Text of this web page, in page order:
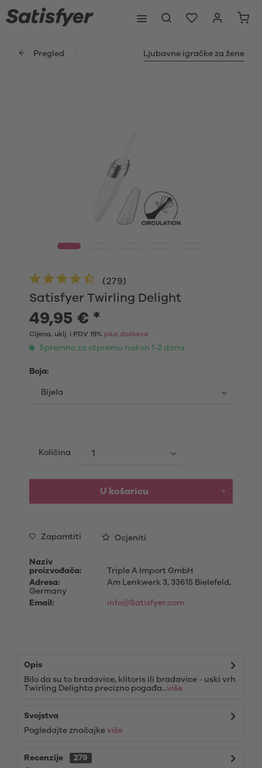
Pregled Ljubavne igračke za žene
Satisfyer Twirling Delight
(279)
49,95 € *
Cijena, uklj. i PDV 19% plus dostava
Spremno za otpremu nakon 1-2 dana
Boja:
Količina
U košaricu
Zapamtiti Ocjeniti
Naziv
proizvođača:
Triple A Import GmbH
Adresa:
Am Lenkwerk 3, 33615 Bielefeld,
Germany
Email:
info@Satisfyer.com
Opis
Bilo da su to bradavice, klitoris ili bradavice - uski vrh
Twirling Delighta precizno pogađa...više
Svojstva
Pogledajte značajke više
Recenzije
279